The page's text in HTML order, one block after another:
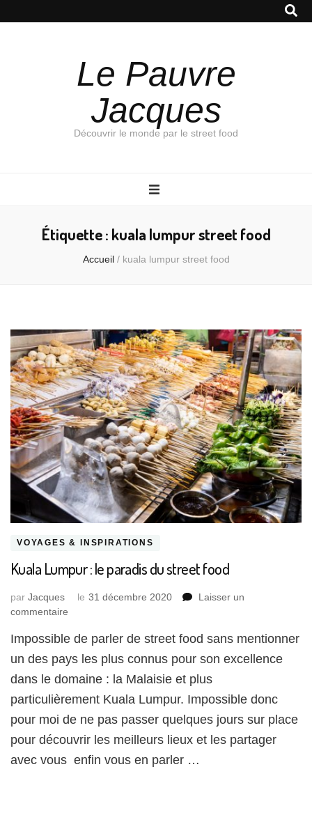
Le Pauvre
Jacques
Découvrir le monde par le street food
Étiquette : kuala lumpur street food
Accueil / kuala lumpur street food
VOYAGES & INSPIRATIONS
Kuala Lumpur : le paradis du street food
par Jacques le 31 décembre 2020
Laisser un
commentaire
Lumpur
:
le
paradis
du
street
Impossible de parler de street food sans mentionner
un des pays les plus connus pour son excellence
dans le domaine : la Malaisie et plus
particulièrement Kuala Lumpur. Impossible donc
pour moi de ne pas passer quelques jours sur place
pour découvrir les meilleurs lieux et les partager
avec vous  enfin vous en parler …